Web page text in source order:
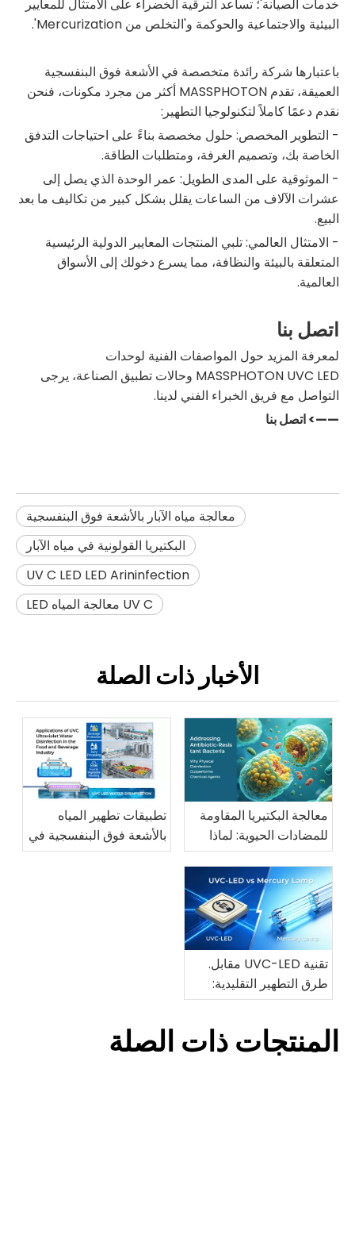
خدمات الصيانة'؛ تساعد الترقية الخضراء على الامتثال للمعايير
البيئية والاجتماعية والحوكمة و'التخلص من Mercurization'.
باعتبارها شركة رائدة متخصصة في الأشعة فوق البنفسجية
العميقة، تقدم MASSPHOTON أكثر من مجرد مكونات، فنحن
نقدم دعمًا كاملاً لتكنولوجيا التطهير:
- التطوير المخصص: حلول مخصصة بناءً على احتياجات التدفق
الخاصة بك، وتصميم الغرفة، ومتطلبات الطاقة.
- الموثوقية على المدى الطويل: عمر الوحدة الذي يصل إلى
عشرات الآلاف من الساعات يقلل بشكل كبير من تكاليف ما بعد
البيع.
- الامتثال العالمي: تلبي المنتجات المعايير الدولية الرئيسية
المتعلقة بالبيئة والنظافة، مما يسرع دخولك إلى الأسواق
العالمية.
اتصل بنا
لمعرفة المزيد حول المواصفات الفنية لوحدات
MASSPHOTON UVC LED وحالات تطبيق الصناعة، يرجى
التواصل مع فريق الخبراء الفني لدينا.
——> اتصل بنا
معالجة مياه الآبار بالأشعة فوق البنفسجية
البكتيريا القولونية في مياه الآبار
UV C LED LED Arininfection
UV C معالجة المياه LED
الأخبار ذات الصلة
معالجة البكتيريا المقاومة
للمضادات الحيوية: لماذا
يتفوق التطهير الجسدي
على العوامل الكيميائية
تطبيقات تطهير المياه
بالأشعة فوق البنفسجية في
صناعة الأغذية والمشروبات
تقنية UVC-LED مقابل.
طرق التطهير التقليدية:
تحليل مقارن قائم على
المنتجات ذات الصلة